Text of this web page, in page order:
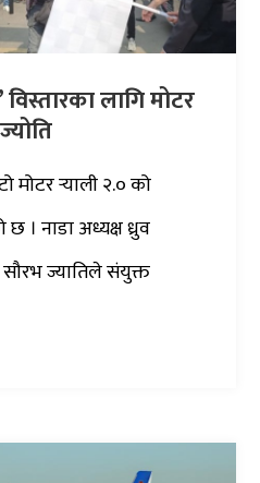
विस्तारका लागि मोटर
मोटर र्‍याली २.० को
। नाडा अध्यक्ष ध्रुव
सौरभ ज्यातिले संयुक्त